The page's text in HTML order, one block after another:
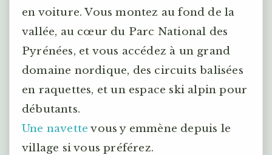
en voiture. Vous montez au fond de la
vallée, au cœur du Parc National des
Pyrénées, et vous accédez à un grand
domaine nordique, des circuits balisées
en raquettes, et un espace ski alpin pour
débutants.
Une navette vous y emmène depuis le
village si vous préférez.